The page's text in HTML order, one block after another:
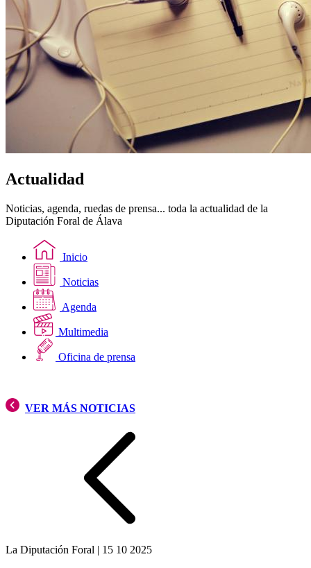
Actualidad
Noticias, agenda, ruedas de prensa... toda la actualidad de la
Diputación Foral de Álava
Inicio
Noticias
Agenda
Multimedia
Oficina de prensa
VER MÁS NOTICIAS
La Diputación Foral | 15 10 2025